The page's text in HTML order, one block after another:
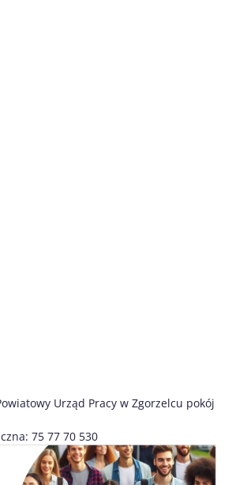
Urząd Pracy w Zgorzelcu pokój
75 77 70 530